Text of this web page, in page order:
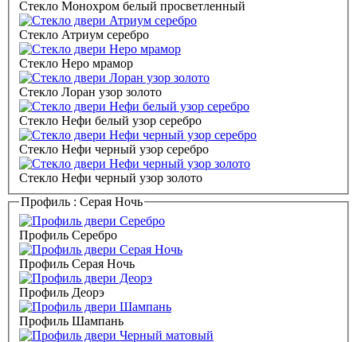
Стекло Монохром белый просветленный
Стекло Атриум серебро
Стекло Неро мрамор
Стекло Лоран узор золото
Стекло Нефи белый узор серебро
Стекло Нефи черный узор серебро
Стекло Нефи черный узор золото
Профиль : Серая Ночь
Профиль Серебро
Профиль Серая Ночь
Профиль Деорэ
Профиль Шампань